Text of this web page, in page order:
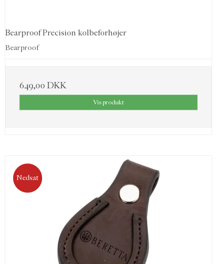
Bearproof Precision kolbeforhøjer
Bearproof
649,00 DKK
Vis produkt
Nedsat